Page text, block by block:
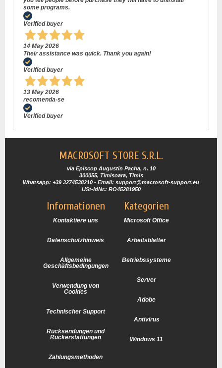
some programs.
Verified buyer
14 May 2026
Their assistance was quick. Thank you again!
Verified buyer
13 May 2026
recomenda-se
Verified buyer
MACROSOFT STORE S.R.L.
via Episcop Augustin Pacha, n. 10
300055, Timisoara, Timis
Whatsapp: +39 3274538210 - Email: support@macrosoft-support.eu
USt-IdNr.: RO45281950
Informationen
Kontaktiere uns
Datenschutzhinweis
Allgemeine
Geschäftsbedingungen
Verwendung von
Cookies
Technischer Support
Rücksendungen und
Rückerstattungen
Zahlungsmethoden
Kategorien
Microsoft Office
Arbeitsblätter
Betriebssysteme
Server
Adobe
Antivirus
Windows 11